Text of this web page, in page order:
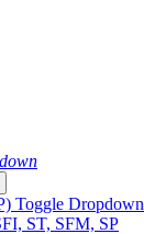
Toggle Dropdown
ST, SFM, SP